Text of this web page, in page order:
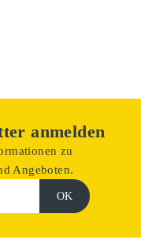
anmelden
zu
Angeboten.